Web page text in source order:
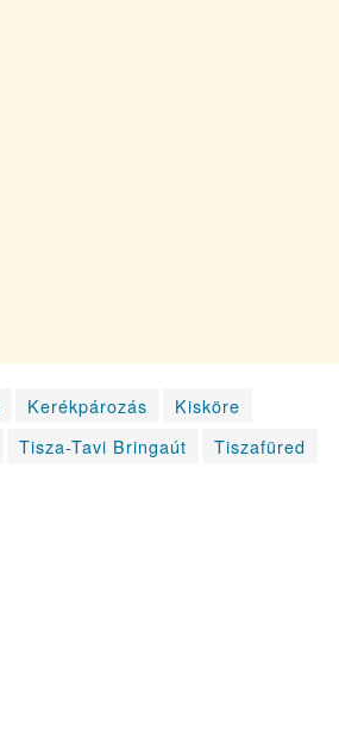
Kerékpározás
Kisköre
Tisza-Tavi Bringaút Tiszafüred